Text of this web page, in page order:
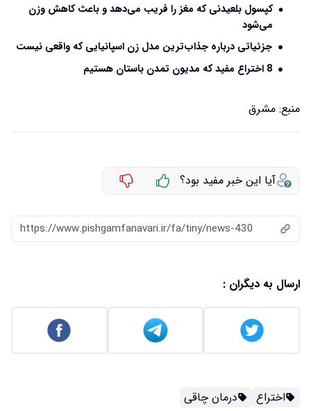
کپسول بلعیدنی که مغز را فریب می‌دهد و باعث کاهش وزن
می‌شود
جزئیاتی درباره جذاب‌ترین مدل زن اسپانیایی که واقعی نیست
8 اختراع مفید که مدیون تمدن باستان هستیم
منبع: مشرق
آیا این خبر مفید بود؟
https://www.pishgamfanavari.ir/fa/tiny/news-430
ارسال به دیگران :
اختراع درمان چاقی